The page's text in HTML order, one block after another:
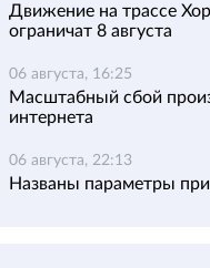
Движение на трассе
ограничат 8 августа
06 августа, 16:25
Масштабный сбой
интернета
06 августа, 22:13
Названы параметры